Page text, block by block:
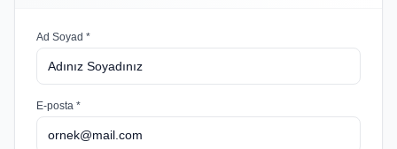
Ad Soyad *
E-posta *